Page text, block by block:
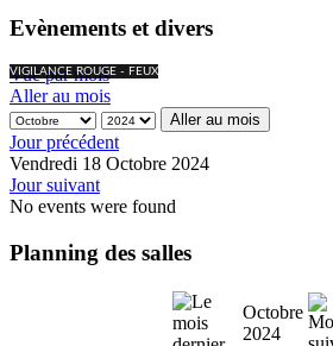
Evènements et divers
VIGILANCE ROUGE - FEUX
Vue par mois
Aller au mois
Aller au mois
Jour précédent
Vendredi 18 Octobre 2024
Jour suivant
No events were found
Planning des salles
Octobre
2024